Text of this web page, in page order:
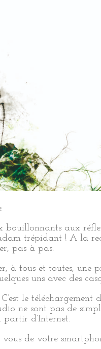
aux
trépidant ! A la
pas à pas.
à tous et toutes, une
uns avec des
C’est le
ne sont pas de
partir d’Internet.
de votre